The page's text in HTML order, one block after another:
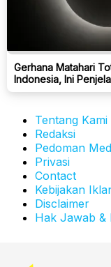
Gerhana Matahari
Indonesia, Ini
Tentang Kami
Redaksi
Pedoman
Privasi
Contact
Kebijakan
Disclaimer
Hak Jawab &